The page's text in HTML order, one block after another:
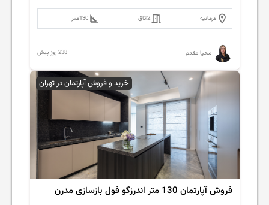
فرمانیه 2اتاق 130متر
محیا مقدم 238 روز پیش
خرید و فروش آپارتمان در تهران
فروش‌ آپارتمان 130 متر اندرزگو فول بازسازی مدرن